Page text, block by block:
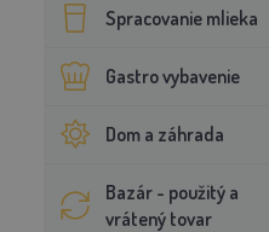
Spracovanie mlieka
Gastro vybavenie
Dom a záhrada
Bazár - použitý a
vrátený tovar